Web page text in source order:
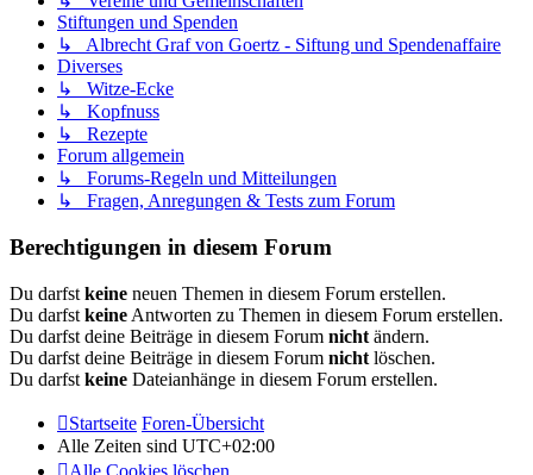
Stiftungen und Spenden
↳ Albrecht Graf von Goertz - Siftung und Spendenaffaire
Diverses
↳ Witze-Ecke
↳ Kopfnuss
↳ Rezepte
Forum allgemein
↳ Forums-Regeln und Mitteilungen
↳ Fragen, Anregungen & Tests zum Forum
Berechtigungen in diesem Forum
Du darfst keine neuen Themen in diesem Forum erstellen.
Du darfst keine Antworten zu Themen in diesem Forum erstellen.
Du darfst deine Beiträge in diesem Forum nicht ändern.
Du darfst deine Beiträge in diesem Forum nicht löschen.
Du darfst keine Dateianhänge in diesem Forum erstellen.
Startseite Foren-Übersicht
Alle Zeiten sind UTC+02:00
Alle Cookies löschen